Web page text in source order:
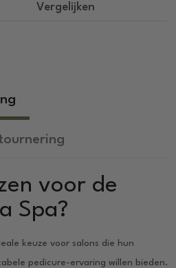
Vergelijken
voor de
Spa?
keuze voor salons die hun
pedicure-ervaring willen bieden.